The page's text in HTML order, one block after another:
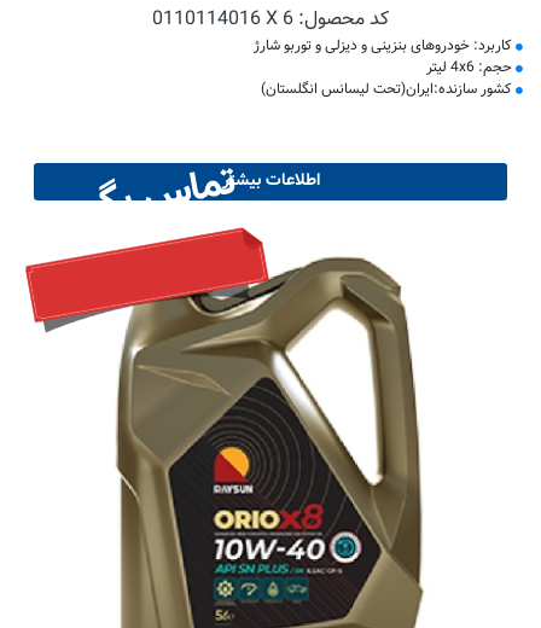
کد محصول: 0110114016 X 6
کاربرد: خودروهای بنزینی و دیزلی و توربو شارژ
حجم: 4x6 لیتر
کشور سازنده:ایران(تحت لیسانس انگلستان)
اطلاعات بیشترتماس بگیرید